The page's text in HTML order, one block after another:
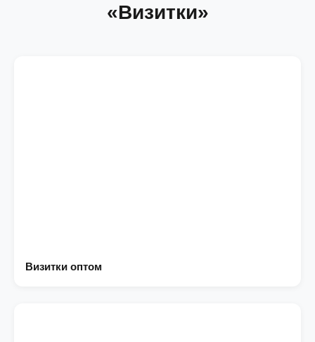
«Визитки»
Визитки оптом